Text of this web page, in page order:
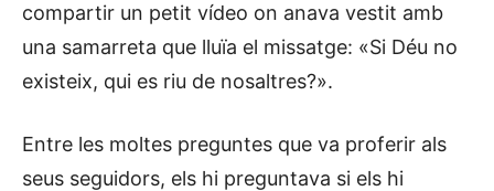
compartir un petit vídeo on anava vestit amb
una samarreta que lluïa el missatge: «Si Déu no
existeix, qui es riu de nosaltres?».
Entre les moltes preguntes que va proferir als
seus seguidors, els hi preguntava si els hi